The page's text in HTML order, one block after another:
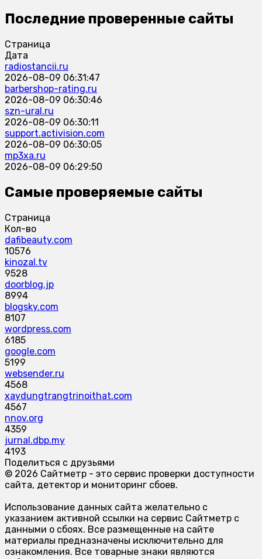
Последние проверенные сайты
Страница
Дата
radiostancii.ru
2026-08-09 06:31:47
barbershop-rating.ru
2026-08-09 06:30:46
szn-ural.ru
2026-08-09 06:30:11
support.activision.com
2026-08-09 06:30:05
mp3xa.ru
2026-08-09 06:29:50
Самые проверяемые сайты
Страница
Кол-во
dafibeauty.com
10576
kinozal.tv
9528
doorblog.jp
8994
blogsky.com
8107
wordpress.com
6185
google.com
5199
websender.ru
4568
xaydungtrangtrinoithat.com
4567
nnov.org
4359
jurnal.dbp.my
4193
Поделиться с друзьями
© 2026 Сайтметр - это сервис проверки доступности
сайта, детектор и мониторинг сбоев.
Использование данных сайта желательно с
указанием активной ссылки на сервис Сайтметр с
данными о сбоях. Все размещенные на сайте
материалы предназначены исключительно для
ознакомления. Все товарные знаки являются